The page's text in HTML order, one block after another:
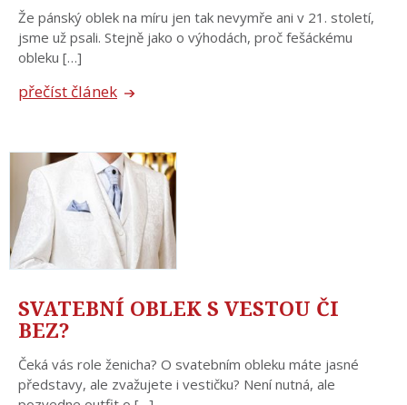
Že pánský oblek na míru jen tak nevymře ani v 21. století,
jsme už psali. Stejně jako o výhodách, proč fešáckému
obleku […]
přečíst článek
SVATEBNÍ OBLEK S VESTOU ČI
BEZ?
Čeká vás role ženicha? O svatebním obleku máte jasné
představy, ale zvažujete i vestičku? Není nutná, ale